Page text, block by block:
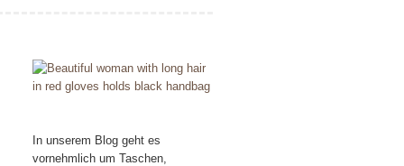
In unserem Blog geht es
vornehmlich um Taschen,